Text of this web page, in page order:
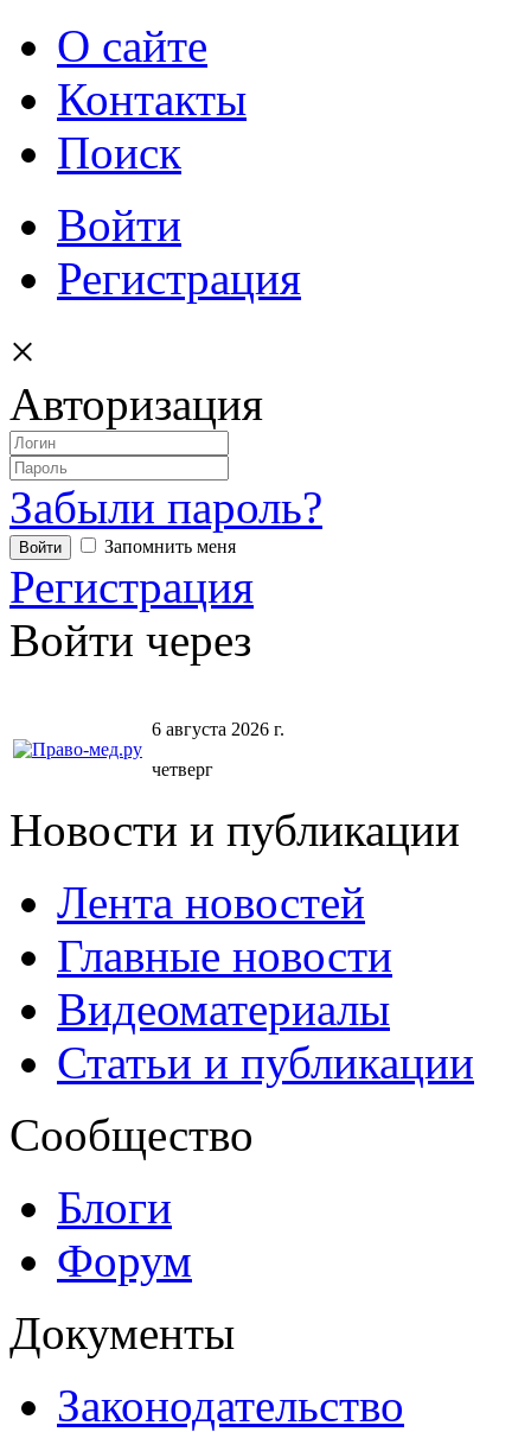
О сайте
Контакты
Поиск
Войти
Регистрация
×
Авторизация
Забыли пароль?
Запомнить меня
Регистрация
Войти через
6 августа 2026 г.
четверг
Новости и публикации
Лента новостей
Главные новости
Видеоматериалы
Статьи и публикации
Сообщество
Блоги
Форум
Документы
Законодательство